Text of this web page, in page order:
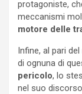
protagoniste,
meccanismi
motore delle
Infine, al pari
di ognuna di
pericolo, lo
nel suo